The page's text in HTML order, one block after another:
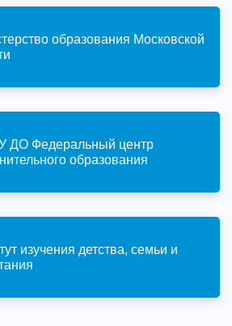
образования Московской
ДО Федеральный центр
образования
изучения детства, семьи и